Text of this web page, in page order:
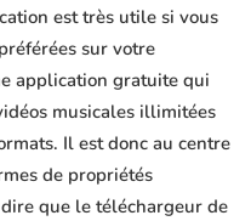
est très utile si vous
sur votre
application gratuite qui
musicales illimitées
Il est donc au centre
de propriétés
que le téléchargeur de